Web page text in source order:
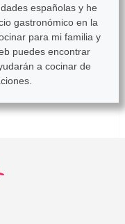
españolas y he
gastronómico en la
para mi familia y
puedes encontrar
a cocinar de